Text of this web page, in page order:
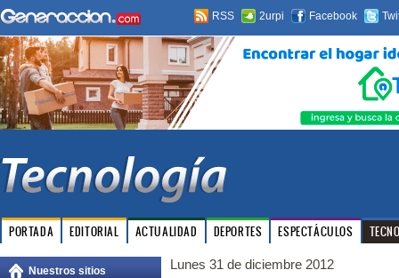
RSS 2urpi Facebook
PORTADA EDITORIAL ACTUALIDAD DEPORTES ESPECTÁCULOS
Nuestros sitios Lunes 31 de diciembre 2012